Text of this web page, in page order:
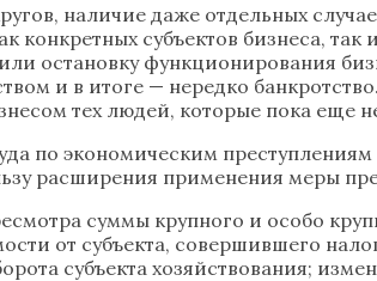
наличие даже отдельных
конкретных субъектов бизнеса,
остановку функционирования
и в итоге — нередко
тех людей, которые пока еще
по экономическим
расширения применения меры
суммы крупного и особо
от субъекта, совершившего
субъекта хозяйствования;